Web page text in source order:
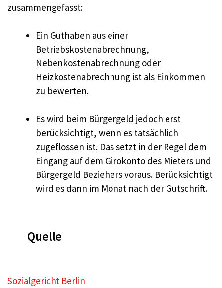
zusammengefasst:
Ein Guthaben aus einer
Betriebskostenabrechnung,
Nebenkostenabrechnung oder
Heizkostenabrechnung ist als Einkommen
zu bewerten.
Es wird beim Bürgergeld jedoch erst
berücksichtigt, wenn es tatsächlich
zugeflossen ist. Das setzt in der Regel dem
Eingang auf dem Girokonto des Mieters und
Bürgergeld Beziehers voraus. Berücksichtigt
wird es dann im Monat nach der Gutschrift.
Quelle
Sozialgericht Berlin